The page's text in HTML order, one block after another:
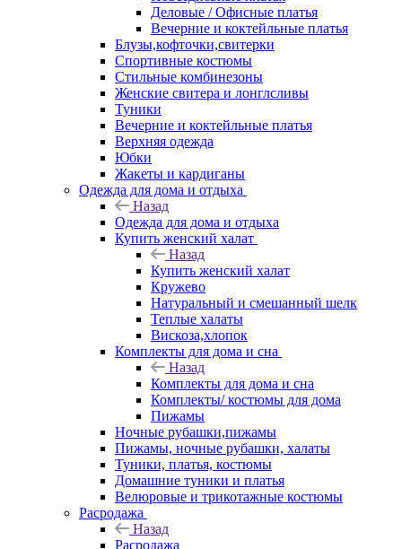
Деловые / Офисные платья
Вечерние и коктейльные платья
Блузы,кофточки,свитерки
Спортивные костюмы
Стильные комбинезоны
Женские свитера и лонглсливы
Туники
Вечерние и коктейльные платья
Верхняя одежда
Юбки
Жакеты и кардиганы
Одежда для дома и отдыха
Назад
Одежда для дома и отдыха
Купить женский халат
Назад
Купить женский халат
Кружево
Натуральный и смешанный шелк
Теплые халаты
Вискоза,хлопок
Комплекты для дома и сна
Назад
Комплекты для дома и сна
Комплекты/ костюмы для дома
Пижамы
Ночные рубашки,пижамы
Пижамы, ночные рубашки, халаты
Туники, платья, костюмы
Домашние туники и платья
Велюровые и трикотажные костюмы
Расродажа
Назад
Расродажа